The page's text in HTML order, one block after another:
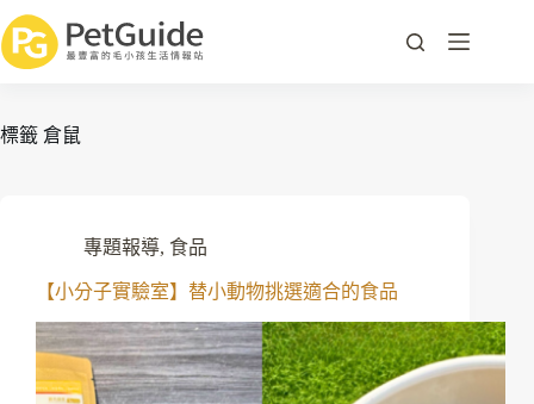
標籤 倉鼠
專題報導, 食品
【小分子實驗室】替小動物挑選適合的食品